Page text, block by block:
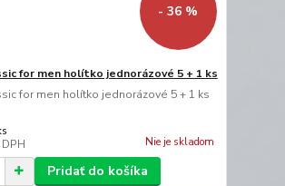
- 36 %
for men holítko jednorázové 5 + 1 ks
for men holítko jednorázové 5 + 1 ks
Nie je skladom
Pridať do košíka